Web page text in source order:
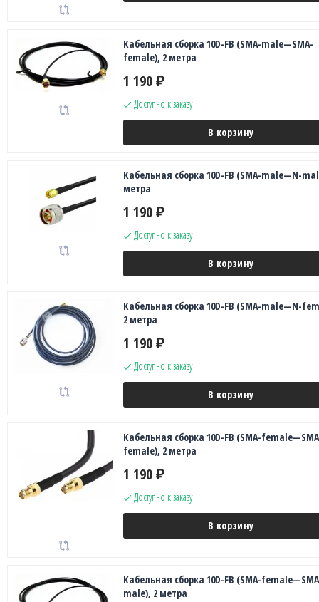
Кабельная сборка 10D-FB (SMA-male—SMA-
female), 2 метра
1 190 ₽
Доступно к заказу
В корзину
Кабельная сборка 10D-FB (SMA-male—N-
метра
1 190 ₽
Доступно к заказу
В корзину
Кабельная сборка 10D-FB (SMA-male—N-
2 метра
1 190 ₽
Доступно к заказу
В корзину
Кабельная сборка 10D-FB (SMA-
female), 2 метра
1 190 ₽
Доступно к заказу
В корзину
Кабельная сборка 10D-FB (SMA-
male), 2 метра